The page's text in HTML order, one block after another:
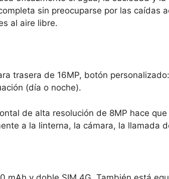
sin preocuparse por las caídas
al aire libre.
trasera de 16MP, botón
(día o noche).
de alta resolución de 8MP hace
a la linterna, la cámara, la llamada